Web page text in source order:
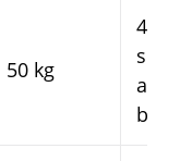
50 kg
4–7